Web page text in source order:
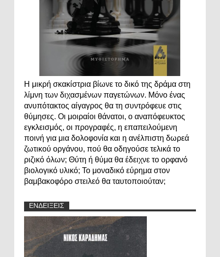
Η μικρή σκακίστρια βίωνε το δικό της δράμα στη
λίμνη των διχασμένων παγετώνων. Μόνο ένας
ανυπότακτος αίγαγρος θα τη συντρόφευε στις
θύμησες. Οι μοιραίοι θάνατοι, ο αναπόφευκτος
εγκλεισμός, οι προγραφές, η επαπειλούμενη
ποινή για μια δολοφονία και η ανέλπιστη δωρεά
ζωτικού οργάνου, πού θα οδηγούσε τελικά το
ριζικό όλων; Θύτη ή θύμα θα έδειχνε το ορφανό
βιολογικό υλικό; Το μοναδικό εύρημα στον
βαμβακοφόρο στειλεό θα ταυτοποιούταν;
ΕΝΔΕΙΞΕΙΣ